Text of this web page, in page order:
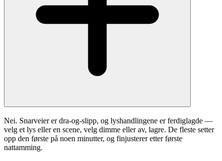
Nei. Snarveier er dra-og-slipp, og lyshandlingene er ferdiglagde —
velg et lys eller en scene, velg dimme eller av, lagre. De fleste setter
opp den første på noen minutter, og finjusterer etter første
nattamming.